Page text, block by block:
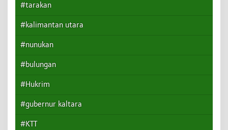
#tarakan
#kalimantan utara
#nunukan
#bulungan
#Hukrim
#gubernur kaltara
#KTT